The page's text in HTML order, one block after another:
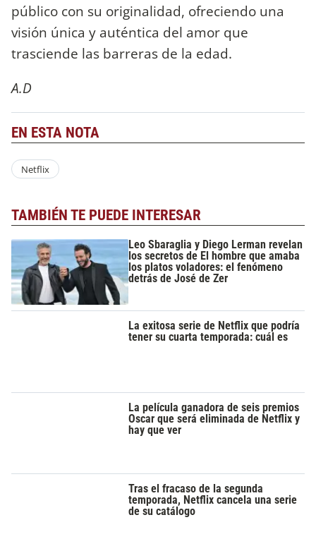
público con su originalidad, ofreciendo una
visión única y auténtica del amor que
trasciende las barreras de la edad.
A.D
EN ESTA NOTA
Netflix
TAMBIÉN TE PUEDE INTERESAR
Leo Sbaraglia y Diego Lerman revelan
los secretos de El hombre que amaba
los platos voladores: el fenómeno
detrás de José de Zer
La exitosa serie de Netflix que podría
tener su cuarta temporada: cuál es
La película ganadora de seis premios
Oscar que será eliminada de Netflix y
hay que ver
Tras el fracaso de la segunda
temporada, Netflix cancela una serie
de su catálogo